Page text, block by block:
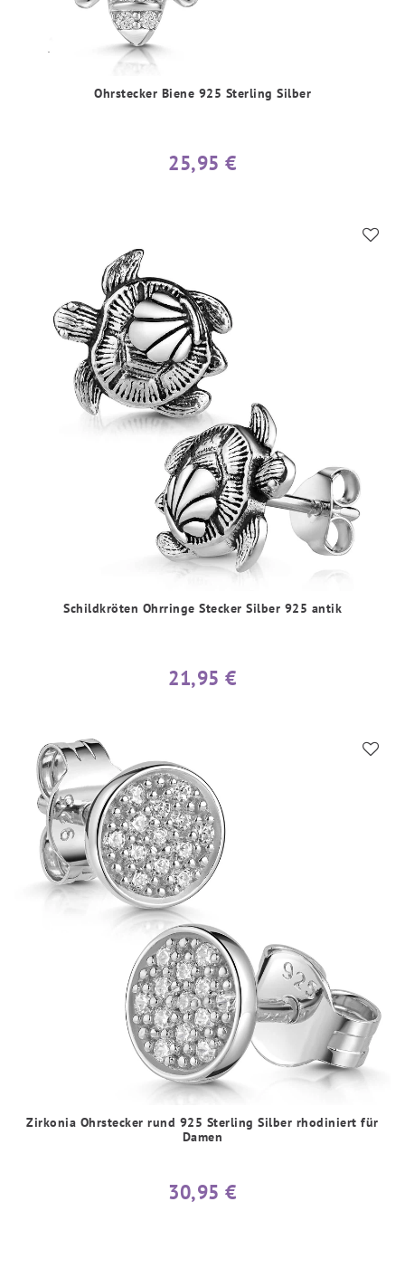
Ohrstecker Biene 925 Sterling Silber
25,95 €
Schildkröten Ohrringe Stecker Silber 925 antik
21,95 €
Zirkonia Ohrstecker rund 925 Sterling Silber rhodiniert für
Damen
30,95 €